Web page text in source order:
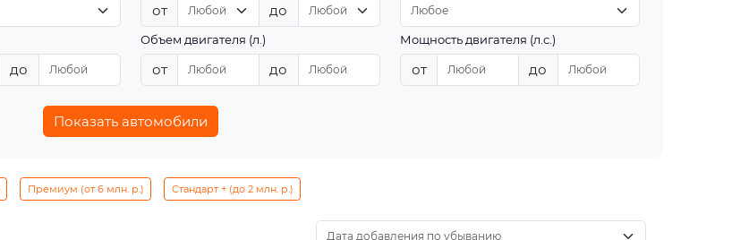
от до
до
Объем двигателя (л.)
от до
Мощность двигателя (л.с.)
от до
Показать автомобили
Премиум (от 6 млн. р.) Стандарт + (до 2 млн. р.)